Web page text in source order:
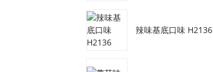
辣味基底口味 H2136